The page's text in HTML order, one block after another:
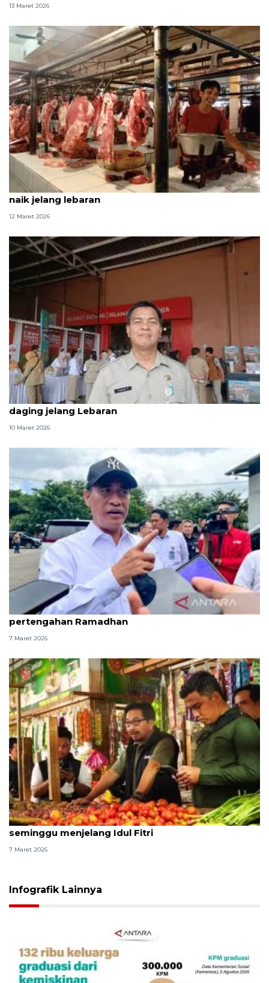
13 Maret 2026
Harga daging ayam dan sapi di pasar Jaktim mulai
naik jelang lebaran
12 Maret 2026
Sudin KPKP Jaktim awasi mutu pangan dan harga
daging jelang Lebaran
10 Maret 2026
Kabapanas: Stabilitas pangan terkendali hingga
pertengahan Ramadhan
7 Maret 2026
Pemerintah tahan fluktuasi harga pangan
seminggu menjelang Idul Fitri
7 Maret 2026
Infografik Lainnya